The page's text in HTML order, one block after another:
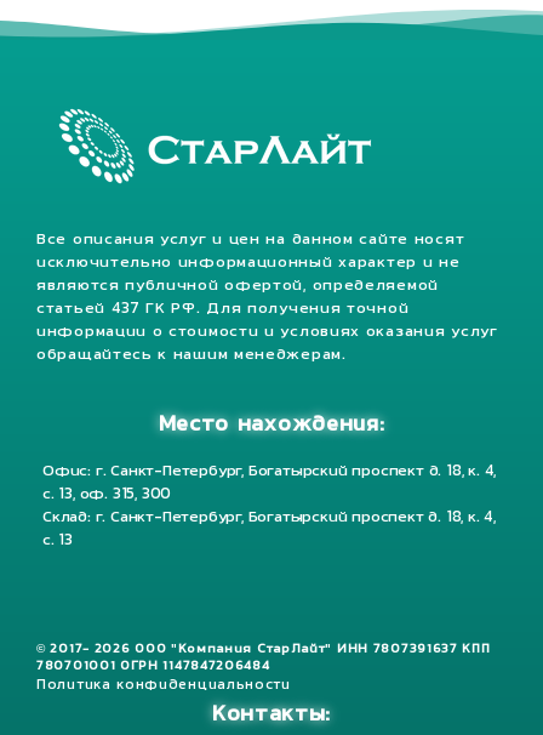
Все описания услуг и цен на данном сайте носят
исключительно информационный характер и не
являются публичной офертой, определяемой
статьей 437 ГК РФ. Для получения точной
информации о стоимости и условиях оказания услуг
обращайтесь к нашим менеджерам.
Место нахождения:
Офис: г. Санкт-Петербург, Богатырский проспект д. 18, к. 4,
с. 13, оф. 315, 300
Склад: г. Санкт-Петербург, Богатырский проспект д. 18, к. 4,
с. 13
© 2017- 2026 ООО "Компания СтарЛайт" ИНН 7807391637 КПП
780701001 ОГРН 1147847206484
Политика конфиденциальности
Контакты: